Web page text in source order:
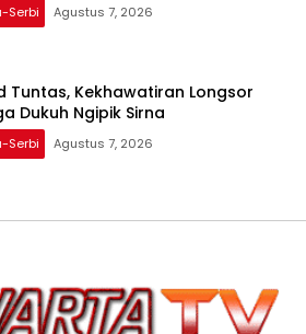
Serbi Agustus 7, 2026
Tuntas, Kekhawatiran Longsor
Dukuh Ngipik Sirna
Serbi Agustus 7, 2026